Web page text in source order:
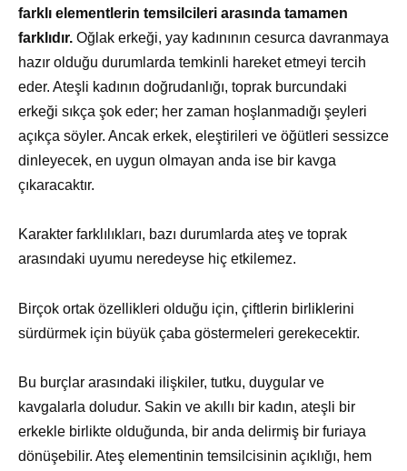
farklı elementlerin temsilcileri arasında tamamen
farklıdır. Oğlak erkeği, yay kadınının cesurca davranmaya
hazır olduğu durumlarda temkinli hareket etmeyi tercih
eder. Ateşli kadının doğrudanlığı, toprak burcundaki
erkeği sıkça şok eder; her zaman hoşlanmadığı şeyleri
açıkça söyler. Ancak erkek, eleştirileri ve öğütleri sessizce
dinleyecek, en uygun olmayan anda ise bir kavga
çıkaracaktır.
Karakter farklılıkları, bazı durumlarda ateş ve toprak
arasındaki uyumu neredeyse hiç etkilemez.
Birçok ortak özellikleri olduğu için, çiftlerin birliklerini
sürdürmek için büyük çaba göstermeleri gerekecektir.
Bu burçlar arasındaki ilişkiler, tutku, duygular ve
kavgalarla doludur. Sakin ve akıllı bir kadın, ateşli bir
erkekle birlikte olduğunda, bir anda delirmiş bir furiaya
dönüşebilir. Ateş elementinin temsilcisinin açıklığı, hem